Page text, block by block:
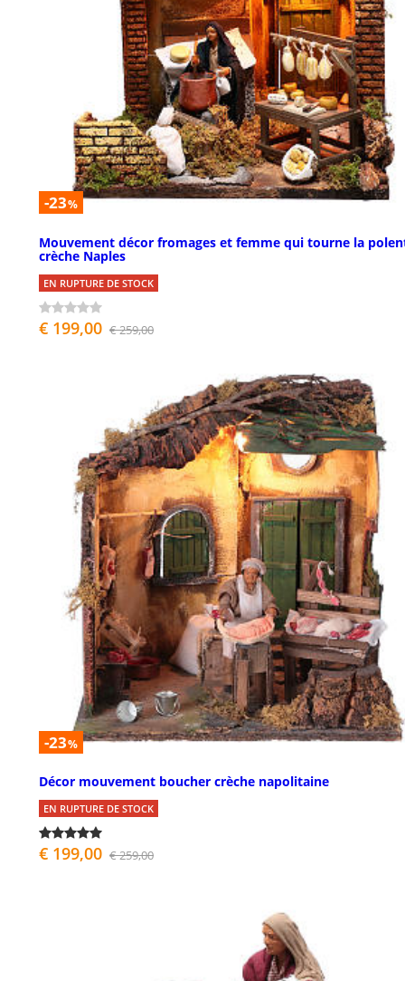
-23%
Mouvement décor fromages et femme qui tourne la
crèche Naples
EN RUPTURE DE STOCK
€ 199,00 € 259,00
-23%
Décor mouvement boucher crèche napolitaine
EN RUPTURE DE STOCK
€ 199,00 € 259,00